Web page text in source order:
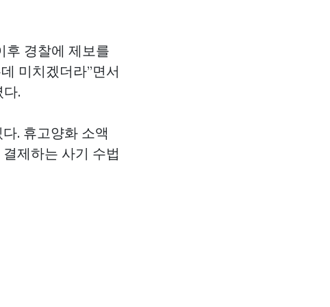
후 경찰에 제보를
미치겠더라”면서
.
. 휴고양화 소액
제하는 사기 수법